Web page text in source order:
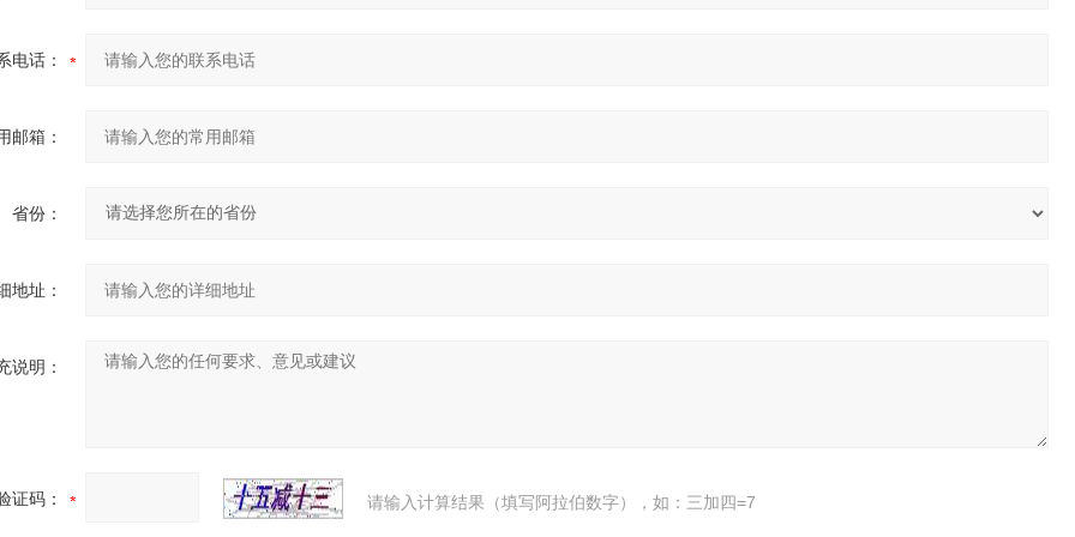
电话：
邮箱：
省份：
地址：
说明：
证码： 请输入计算结果（填写阿拉伯数字），如：三加四=7